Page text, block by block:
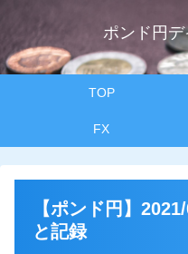
ポンド円
TOP
FX
【ポンド円】
と記録